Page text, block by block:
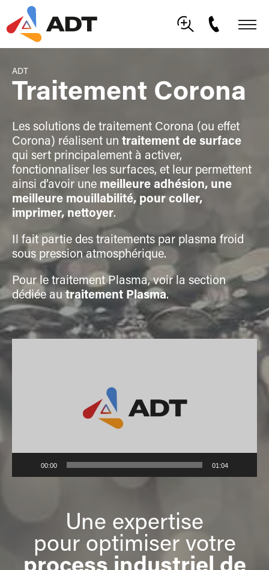
ADT
Traitement Corona
Les solutions de traitement Corona (ou effet
Corona) réalisent un traitement de surface
qui sert principalement à activer,
fonctionnaliser les surfaces, et leur permettent
ainsi d’avoir une meilleure adhésion, une
meilleure mouillabilité, pour coller,
imprimer, nettoyer.
Il fait partie des traitements par plasma froid
sous pression atmosphérique.
Pour le traitement Plasma, voir la section
dédiée au traitement Plasma.
00:00 01:04
Une expertise
pour optimiser votre